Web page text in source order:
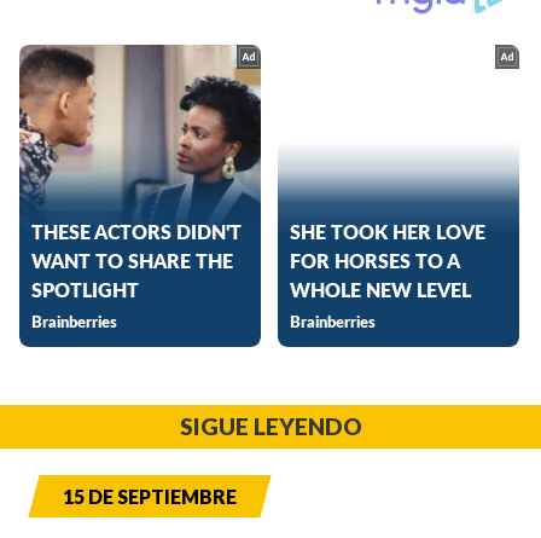
SIGUE LEYENDO
15 DE SEPTIEMBRE